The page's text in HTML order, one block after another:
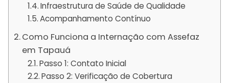
Infraestrutura de Saúde de Qualidade
Acompanhamento Contínuo
Como Funciona a Internação com Assefaz
em Tapauá
Passo 1: Contato Inicial
Passo 2: Verificação de Cobertura